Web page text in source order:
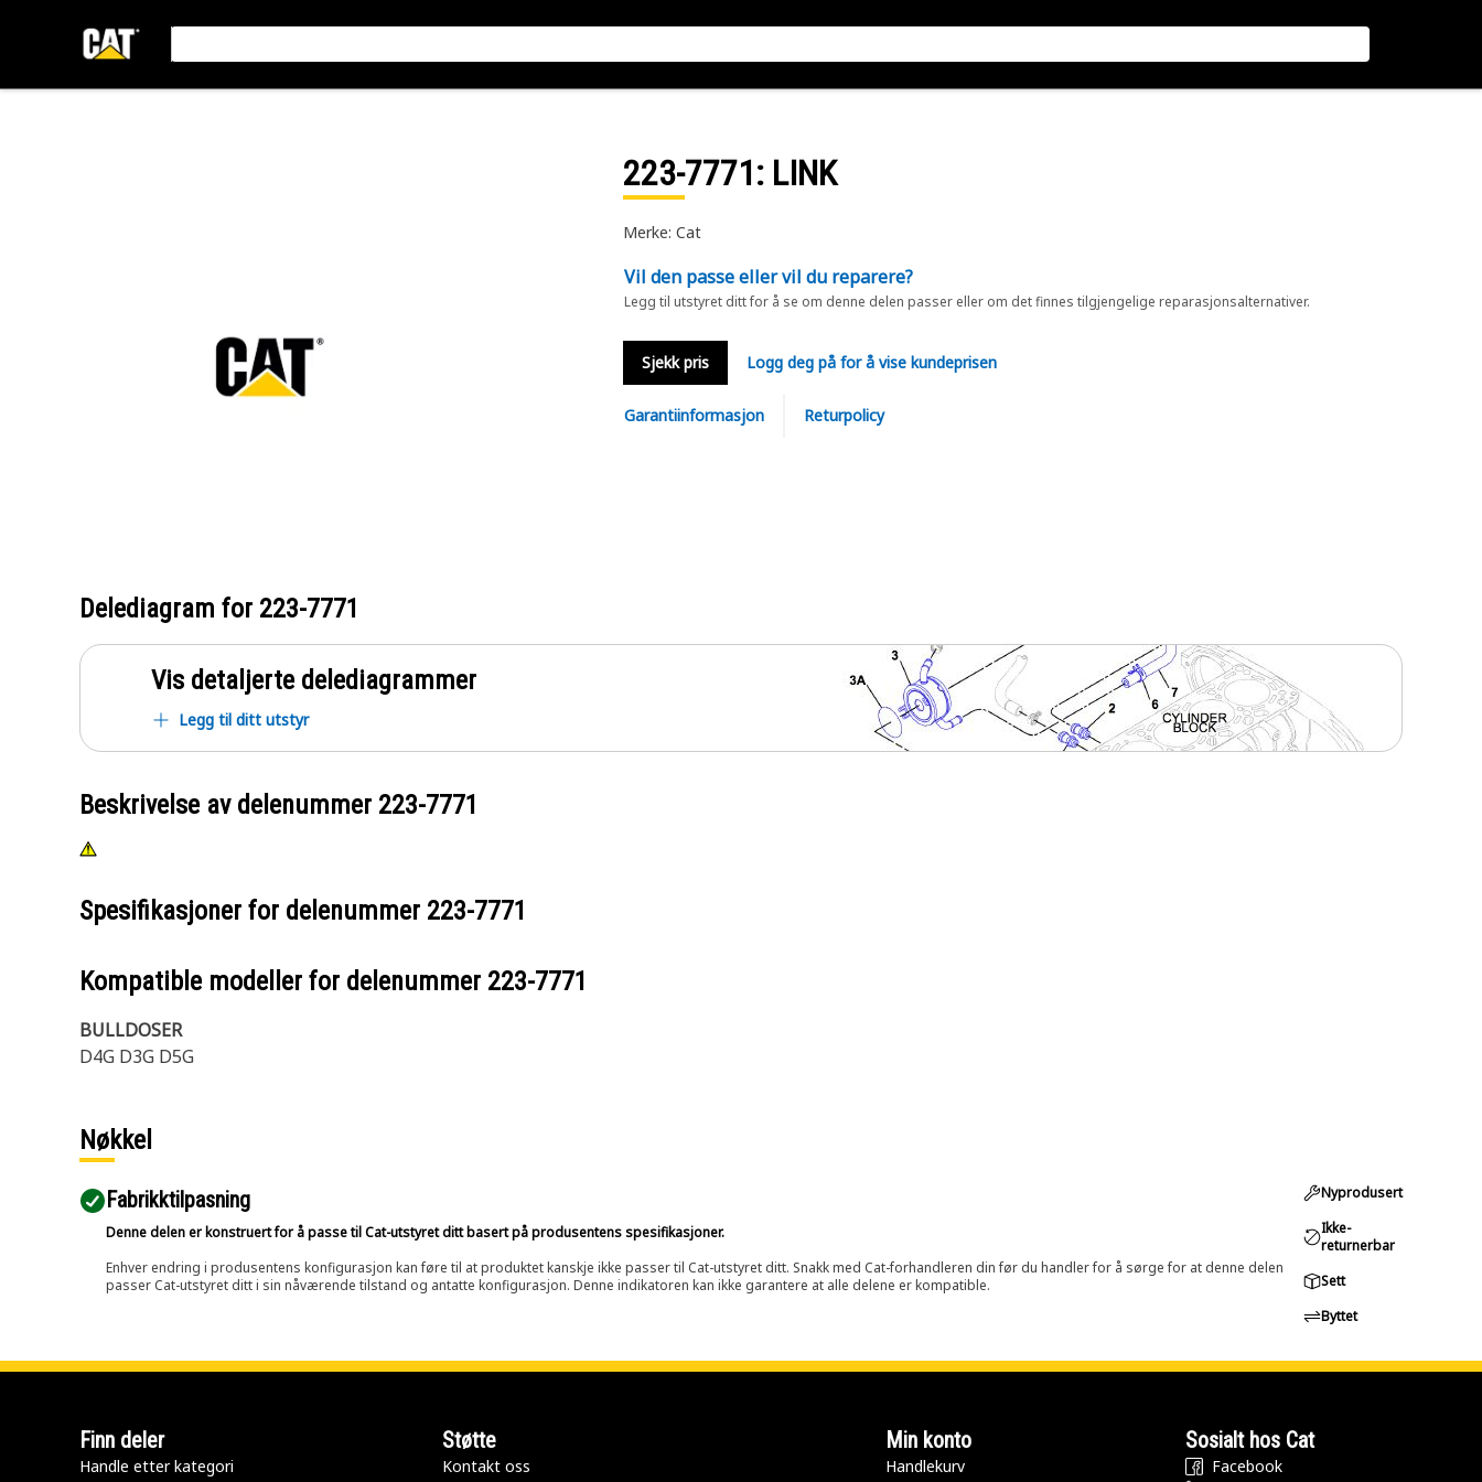
223-7771: LINK
Merke: Cat
Vil den passe eller vil du reparere?
Legg til utstyret ditt for å se om denne delen passer eller om det finnes tilgjengelige reparasjonsalternativer.
Sjekk pris Logg deg på for å vise kundeprisen
Garantiinformasjon Returpolicy
Delediagram for 223-7771
Vis detaljerte delediagrammer
Legg til ditt utstyr
Beskrivelse av delenummer 223-7771
Spesifikasjoner for delenummer 223-7771
Kompatible modeller for delenummer 223-7771
BULLDOSER
D4G D3G D5G
Nøkkel
Fabrikktilpasning
Denne delen er konstruert for å passe til Cat-utstyret ditt basert på produsentens spesifikasjoner.
Enhver endring i produsentens konfigurasjon kan føre til at produktet kanskje ikke passer til Cat-utstyret ditt. Snakk med Cat-forhandleren din før du handler for å sørge for at denne delen
passer Cat-utstyret ditt i sin nåværende tilstand og antatte konfigurasjon. Denne indikatoren kan ikke garantere at alle delene er kompatible.
Nyprodusert
Ikke-
returnerbar
Sett
Byttet
Finn deler
Handle etter kategori
Støtte
Kontakt oss
Min konto
Handlekurv
Sosialt hos Cat
Facebook